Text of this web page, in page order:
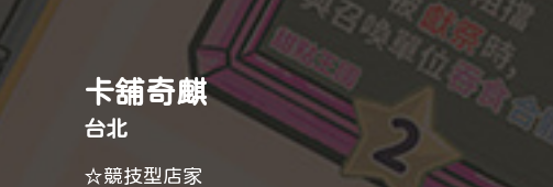
卡舖奇麒
台北
☆競技型店家